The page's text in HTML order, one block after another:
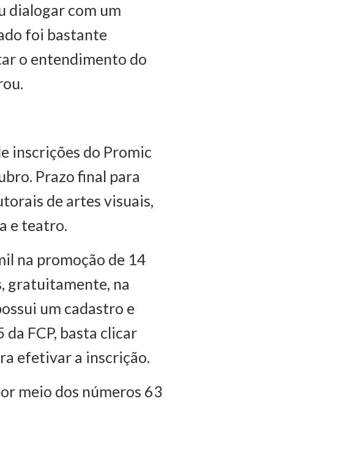
dialogar com um
foi bastante
o entendimento do
inscrições do Promic
Prazo final para
de artes visuais,
e teatro.
na promoção de 14
gratuitamente, na
um cadastro e
FCP, basta clicar
efetivar a inscrição.
meio dos números 63